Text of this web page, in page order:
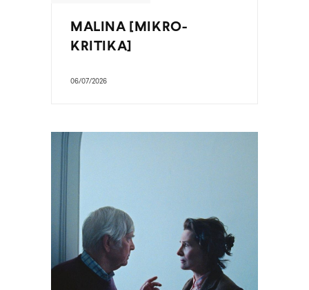
MALINA [MIKRO-
KRITIKA]
06/07/2026